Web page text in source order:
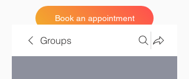
Book an appointment
Groups